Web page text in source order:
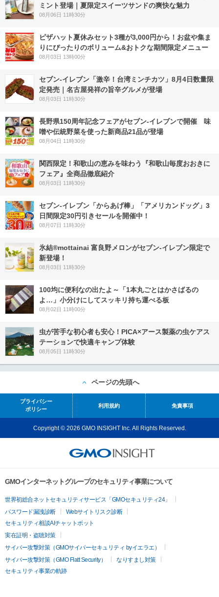
ミント登場｜夏限定スイーツサンドの爽快な魅力
08月06日 11時30分
ピザハット夏休みセット3種が3,000円から！お盆や集ま
りにぴったりのボリューム&おトクな期間限定メニュー
08月03日 13時00分
セブン-イレブン「激辛！台湾ミンチカツ」8月4日数量限
定発売｜名古屋発祥の旨辛グルメが登場
08月03日 11時30分
長野県150周年記念フェアがセブン-イレブンで開催 味
噌や伝統野菜を使った新商品21品が登場
08月04日 11時30分
関西限定！和歌山の恵みを味わう『和歌山毎度おおきに
フェア』全商品徹底紹介
08月03日 11時30分
セブン‐イレブン「からあげ棒」「アメリカンドッグ」3
日間限定30円引きセールを開催中！
08月07日 11時30分
氷結®mottainai 富良野メロンがセブン‐イレブン限定で
新登場！
08月03日 11時30分
100均に便利なの出たよ～「1本丸ごとはかさばるの
よ…」小分けにしてスッキリ持ち運べる板
08月02日 11時00分
虫が苦手な初心者も安心！PICA×アース製薬の虫ケアス
テーションで快適キャンプ体験
08月05日 11時30分
ページの先頭へ
プライバシー
ポリシー
利用規約 免責事項
Copyright © 2026 GMO INSIGHT Inc. All Rights Reserved.
GMOインターネットグループのセキュリティ事業について
世界初総合ネットセキュリティサービス「GMOセキュリティ24」
パスワード漏洩診断
Webサイトリスク診断
セキュリティ相談AIチャットボット
実在証明・盗聴対策
サイバー攻撃対策（GMOサイバーセキュリティ byイエラエ）
サイバー攻撃対策（GMO Flatt Security）
なりすまし対策
セキュリティ事業の軌跡